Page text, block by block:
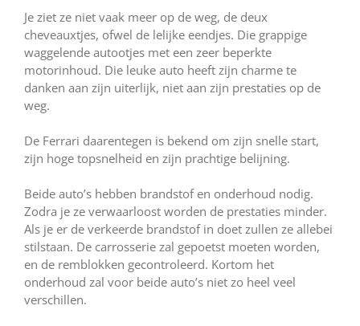
Je ziet ze niet vaak meer op de weg, de deux
cheveauxtjes, ofwel de lelijke eendjes. Die grappige
waggelende autootjes met een zeer beperkte
motorinhoud. Die leuke auto heeft zijn charme te
danken aan zijn uiterlijk, niet aan zijn prestaties op de
weg.
De Ferrari daarentegen is bekend om zijn snelle start,
zijn hoge topsnelheid en zijn prachtige belijning.
Beide auto’s hebben brandstof en onderhoud nodig.
Zodra je ze verwaarloost worden de prestaties minder.
Als je er de verkeerde brandstof in doet zullen ze allebei
stilstaan. De carrosserie zal gepoetst moeten worden,
en de remblokken gecontroleerd. Kortom het
onderhoud zal voor beide auto’s niet zo heel veel
verschillen.